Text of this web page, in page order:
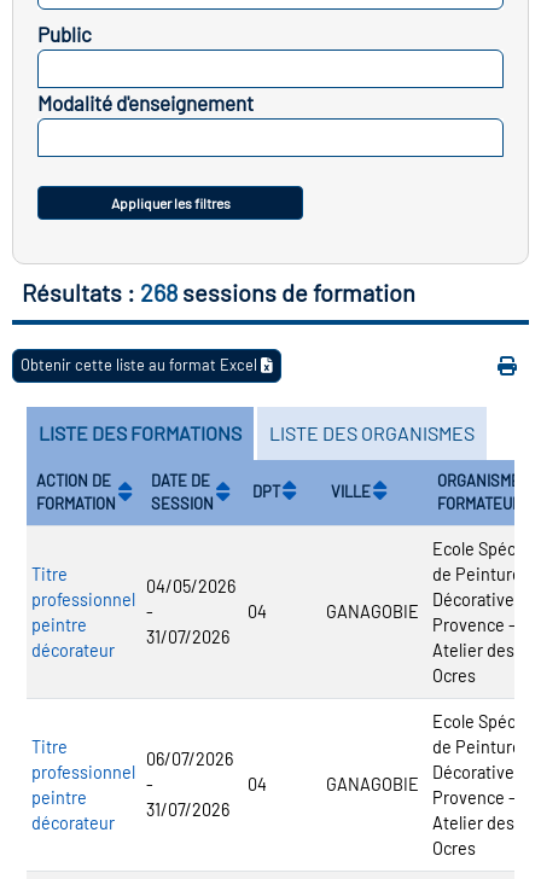
des secteurs(en
construction)
Public
Modalité d'enseignement
Appliquer les filtres
Résultats : 268 sessions de formation
Obtenir cette liste au format Excel
LISTE DES FORMATIONS LISTE DES ORGANISMES
ACTION DE
FORMATION
DATE DE
SESSION
DPT VILLE
ORGANISME
FORMATEUR
Titre
professionnel
peintre
décorateur
04/05/2026
-
31/07/2026
04 GANAGOBIE
Ecole Spéciale
de Peinture
Décorative de
Provence -
Atelier des
Ocres
Titre
professionnel
peintre
décorateur
06/07/2026
-
31/07/2026
04 GANAGOBIE
Ecole Spéciale
de Peinture
Décorative de
Provence -
Atelier des
Ocres